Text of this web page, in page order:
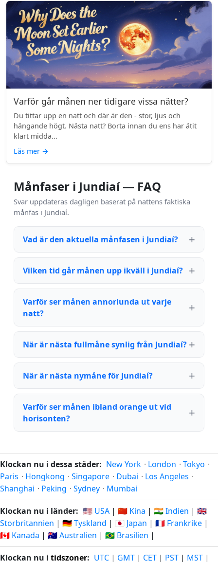
Varför går månen ner tidigare vissa nätter?
Du tittar upp en natt och där är den - stor, ljus och
hängande högt. Nästa natt? Borta innan du ens har ätit
klart midda...
Läs mer →
Månfaser i Jundiaí — FAQ
Svar uppdateras dagligen baserat på nattens faktiska
månfas i Jundiaí.
Vad är den aktuella månfasen i Jundiaí?
Vilken tid går månen upp ikväll i Jundiaí?
Varför ser månen annorlunda ut varje
natt?
När är nästa fullmåne synlig från Jundiaí?
När är nästa nymåne för Jundiaí?
Varför ser månen ibland orange ut vid
horisonten?
Klockan nu i dessa städer: New York · London · Tokyo ·
Paris · Hongkong · Singapore · Dubai · Los Angeles ·
Shanghai · Peking · Sydney · Mumbai
Klockan nu i länder: 🇺🇸 USA | 🇨🇳 Kina | 🇮🇳 Indien | 🇬🇧
Storbritannien | 🇩🇪 Tyskland | 🇯🇵 Japan | 🇫🇷 Frankrike |
🇨🇦 Kanada | 🇦🇺 Australien | 🇧🇷 Brasilien |
Klockan nu i tidszoner: UTC | GMT | CET | PST | MST |